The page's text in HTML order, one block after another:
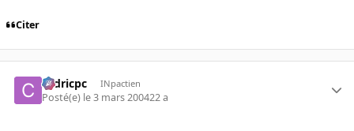
Citer
cedricpc INpactien
Posté(e) le 3 mars 200422 a